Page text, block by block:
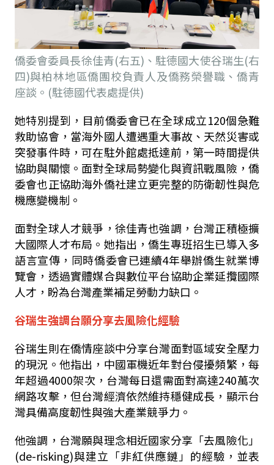
僑委會委員長徐佳青(右五)、駐德國大使谷瑞生(右
四)與柏林地區僑團校負責人及僑務榮譽職、僑青
座談。(駐德國代表處提供)
她特別提到，目前僑委會已在全球成立120個急難
救助協會，當海外國人遭遇重大事故、天然災害或
突發事件時，可在駐外館處抵達前，第一時間提供
協助與關懷。面對全球局勢變化與資訊戰風險，僑
委會也正協助海外僑社建立更完整的防衛韌性與危
機應變機制。
面對全球人才競爭，徐佳青也強調，台灣正積極擴
大國際人才布局。她指出，僑生專班招生已導入多
語言宣傳，同時僑委會已連續4年舉辦僑生就業博
覽會，透過實體媒合與數位平台協助企業延攬國際
人才，盼為台灣產業補足勞動力缺口。
谷瑞生強調台願分享去風險化經驗
谷瑞生則在僑情座談中分享台灣面對區域安全壓力
的現況。他指出，中國軍機近年對台侵擾頻繁，每
年超過4000架次，台灣每日還需面對高達240萬次
網路攻擊，但台灣經濟依然維持穩健成長，顯示台
灣具備高度韌性與強大產業競爭力。
他強調，台灣願與理念相近國家分享「去風險化」
(de-risking)與建立「非紅供應鏈」的經驗，並表